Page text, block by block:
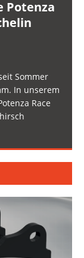
Potenza
Sommer
In unserem
Race